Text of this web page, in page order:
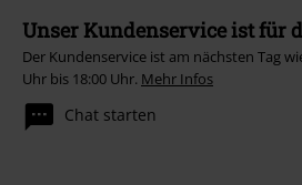
Unser Kundenservice ist für
Der Kundenservice ist am nächsten Tag
Uhr bis 18:00 Uhr. Mehr Infos
Chat starten